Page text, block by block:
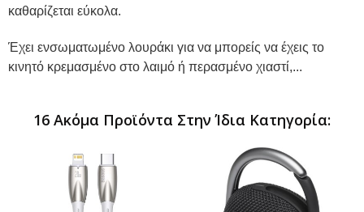
καθαρίζεται εύκολα.
Έχει ενσωματωμένο λουράκι για να μπορείς να έχεις το
κινητό κρεμασμένο στο λαιμό ή περασμένο χιαστί,...
16 Ακόμα Προϊόντα Στην Ίδια Κατηγορία: